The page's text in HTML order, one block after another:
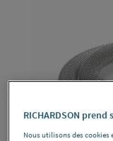
RICHARDSON
Nous utilisons des